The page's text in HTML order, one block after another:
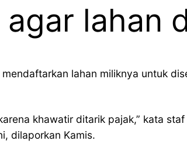
lahan
lahan miliknya untuk
khawatir ditarik pajak,” kata
dilaporkan Kamis.